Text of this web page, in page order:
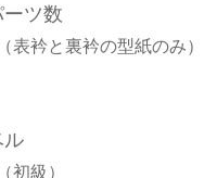
ツ数
衿と裏衿の型紙のみ）
ル
級）